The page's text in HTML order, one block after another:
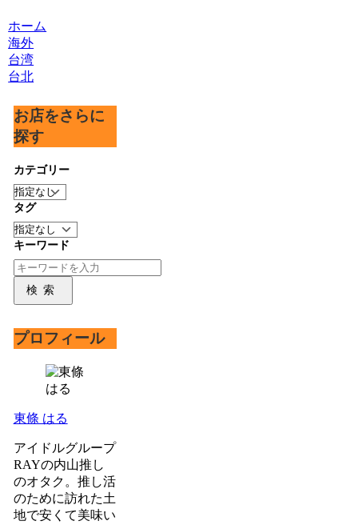
ホーム
海外
台湾
台北
お店をさらに
探す
カテゴリー
タグ
キーワード
検索
プロフィール
東條 はる
アイドルグループ
RAYの内山推し
のオタク。推し活
のために訪れた土
地で安くて美味い